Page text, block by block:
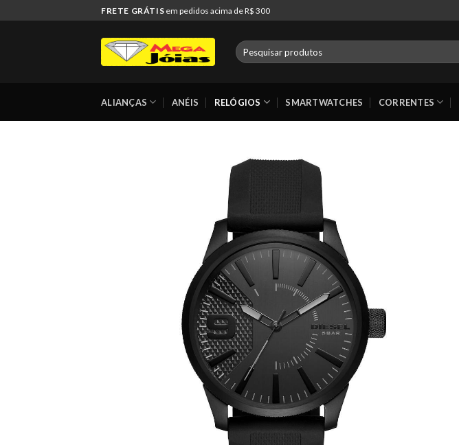
to
FRETE GRÁTIS em pedidos acima de R$ 300
Pesquisar
por:
ALIANÇAS ANÉIS RELÓGIOS SMARTWATCHES CORRENTES